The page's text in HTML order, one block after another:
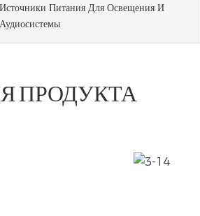
Источники Питания Для Освещения И
Аудиосистемы
ПРОДУКТА